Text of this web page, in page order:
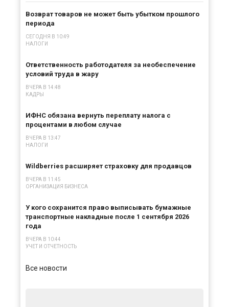
Возврат товаров не может быть убытком прошлого
периода
СЕГОДНЯ В 10:49
НАЛОГИ
Ответственность работодателя за необеспечение
условий труда в жару
ВЧЕРА В 14:48
КАДРЫ
ИФНС обязана вернуть переплату налога с
процентами в любом случае
ВЧЕРА В 13:47
НАЛОГИ
Wildberries расширяет страховку для продавцов
ВЧЕРА В 11:45
ОРГАНИЗАЦИЯ БИЗНЕСА
У кого сохранится право выписывать бумажные
транспортные накладные после 1 сентября 2026
года
ВЧЕРА В 10:44
УЧЕТ И ОТЧЕТНОСТЬ
Все новости